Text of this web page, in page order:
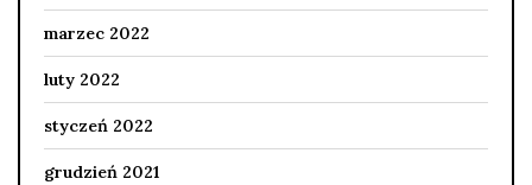
marzec 2022
luty 2022
styczeń 2022
grudzień 2021